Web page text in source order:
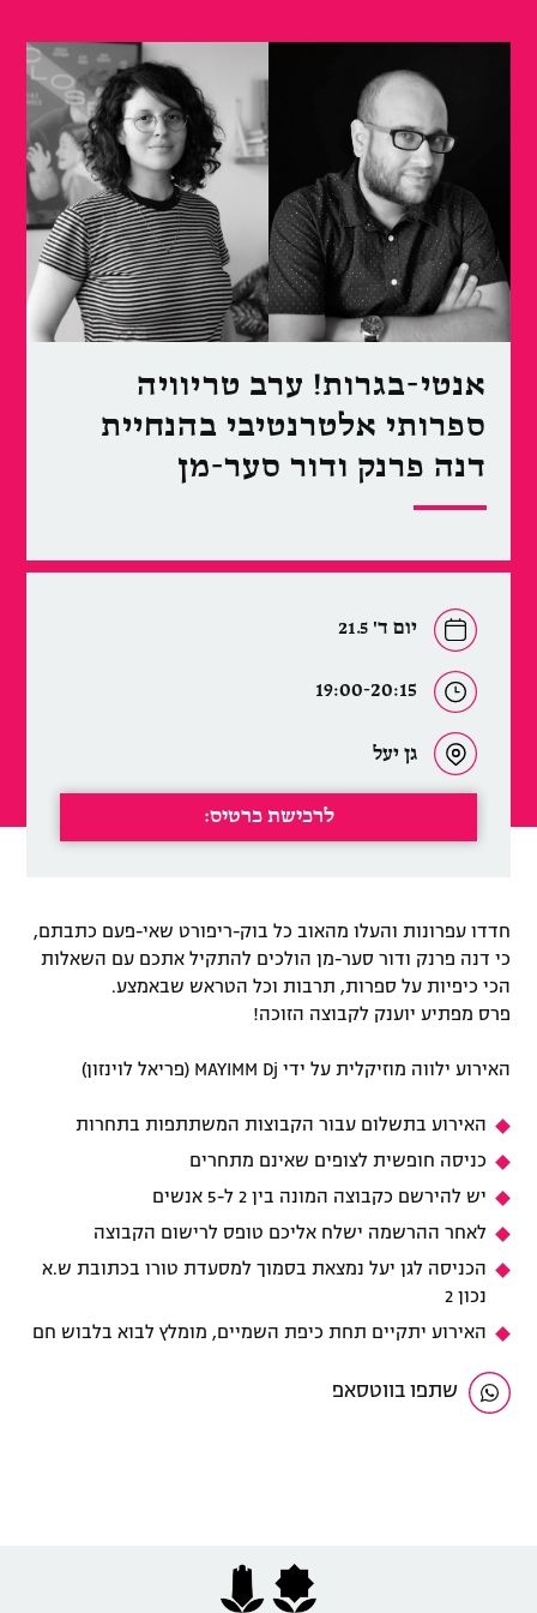
אנטי-בגרות! ערב טריוויה
ספרותי אלטרנטיבי בהנחיית
דנה פרנק ודור סער-מן
יום ד' 21.5
19:00-20:15
גן יעל
לרכישת כרטיס:
חדדו עפרונות והעלו מהאוב כל בוק-ריפורט שאי-פעם כתבתם,
כי דנה פרנק ודור סער-מן הולכים להתקיל אתכם עם השאלות
הכי כיפיות על ספרות, תרבות וכל הטראש שבאמצע.
פרס מפתיע יוענק לקבוצה הזוכה!
האירוע ילווה מוזיקלית על ידי MAYIMM Dj (פריאל לוינזון)
האירוע בתשלום עבור הקבוצות המשתתפות בתחרות
כניסה חופשית לצופים שאינם מתחרים
יש להירשם כקבוצה המונה בין 2 ל-5 אנשים
לאחר ההרשמה ישלח אליכם טופס לרישום הקבוצה
הכניסה לגן יעל נמצאת בסמוך למסעדת טורו בכתובת ש.א
נכון 2
האירוע יתקיים תחת כיפת השמיים, מומלץ לבוא בלבוש חם
שתפו בווטסאפ